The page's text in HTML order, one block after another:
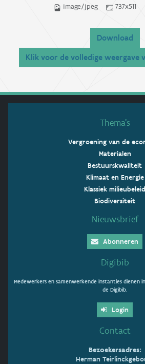
image/jpeg 737x511
Download
Klik voor de volledige weergave
Thema’s
Vergroening van de
Materialen
Bestuurskwaliteit
Klimaat en Energie
Klassiek milieubeleid
Biodiversiteit
Nieuwsbrief
Abonneren
Digibib
Medewerkers en samenwerkende instanties
de Digibib.
Login
Contact
Bezoekersadres:
Herman